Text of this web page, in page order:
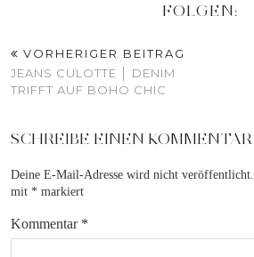
FOLGEN:
VORHERIGER BEITRAG
JEANS CULOTTE │ DENIM
TRIFFT AUF BOHO CHIC
SCHREIBE EINEN KOMMENTAR
Deine E-Mail-Adresse wird nicht veröffentlicht.
mit * markiert
Kommentar *